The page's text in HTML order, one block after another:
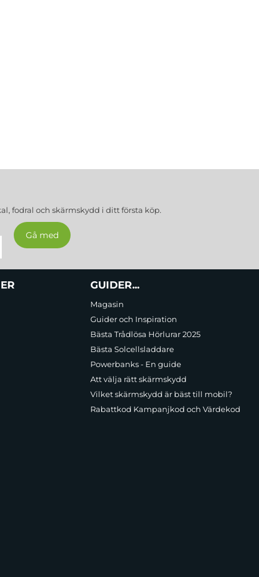
fodral och skärmskydd i ditt första köp.
GUIDER...
Magasin
Guider och Inspiration
Bästa Trådlösa Hörlurar 2025
Bästa Solcellsladdare
Powerbanks - En guide
Att välja rätt skärmskydd
Vilket skärmskydd är bäst till mobil?
Rabattkod Kampanjkod och Värdekod